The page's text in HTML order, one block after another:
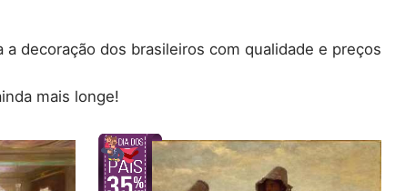
decoração dos brasileiros com qualidade e preços
mais longe!